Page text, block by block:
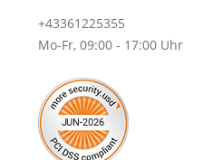
+43361225355
Mo-Fr, 09:00 - 17:00 Uhr